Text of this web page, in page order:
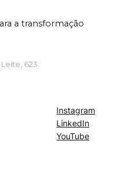
a transformação
623.
Instagram
LinkedIn
YouTube